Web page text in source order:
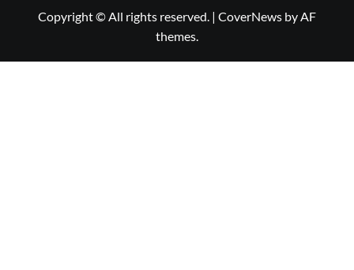
Copyright © All rights reserved. | CoverNews by AF
themes.